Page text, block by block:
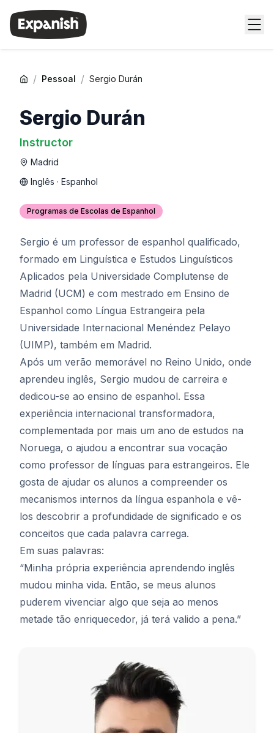
/ Pessoal / Sergio Durán
Sergio Durán
Instructor
Madrid
Inglês · Espanhol
Programas de Escolas de Espanhol
Sergio é um professor de espanhol qualificado,
formado em Linguística e Estudos Linguísticos
Aplicados pela Universidade Complutense de
Madrid (UCM) e com mestrado em Ensino de
Espanhol como Língua Estrangeira pela
Universidade Internacional Menéndez Pelayo
(UIMP), também em Madrid.
Após um verão memorável no Reino Unido, onde
aprendeu inglês, Sergio mudou de carreira e
dedicou-se ao ensino de espanhol. Essa
experiência internacional transformadora,
complementada por mais um ano de estudos na
Noruega, o ajudou a encontrar sua vocação
como professor de línguas para estrangeiros. Ele
gosta de ajudar os alunos a compreender os
mecanismos internos da língua espanhola e vê-
los descobrir a profundidade de significado e os
conceitos que cada palavra carrega.
Em suas palavras:
“Minha própria experiência aprendendo inglês
mudou minha vida. Então, se meus alunos
puderem vivenciar algo que seja ao menos
metade tão enriquecedor, já terá valido a pena.”